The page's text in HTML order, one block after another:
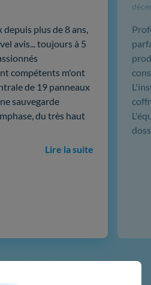
plus de 8 ans,
avis... toujours à 5
compétents m'ont
de 19 panneaux
sauvegarde
du très haut
Lire la suite